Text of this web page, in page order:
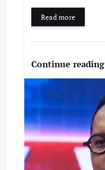
Read more
Continue reading